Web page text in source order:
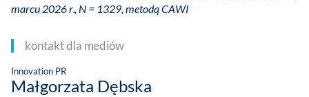
marcu 2026 r., N = 1329, metodą CAWI
kontakt dla mediów
Innovation PR
Małgorzata Dębska